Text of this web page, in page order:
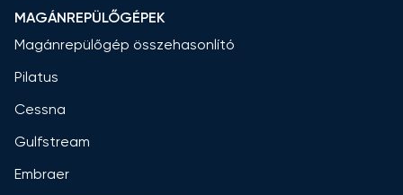
MAGÁNREPÜLŐGÉPEK
Magánrepülőgép összehasonlító
Pilatus
Cessna
Gulfstream
Embraer